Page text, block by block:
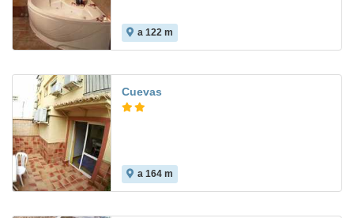
a 122 m
Cuevas
a 164 m